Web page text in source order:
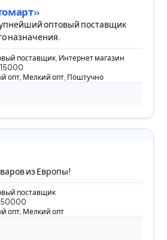
оптовый поставщик
назначения.
поставщик, Интернет магазин
15000
опт, Мелкий опт, Поштучно
из Европы!
поставщик
50000
опт, Мелкий опт